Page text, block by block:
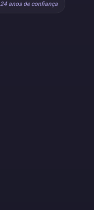
24 anos de confiança